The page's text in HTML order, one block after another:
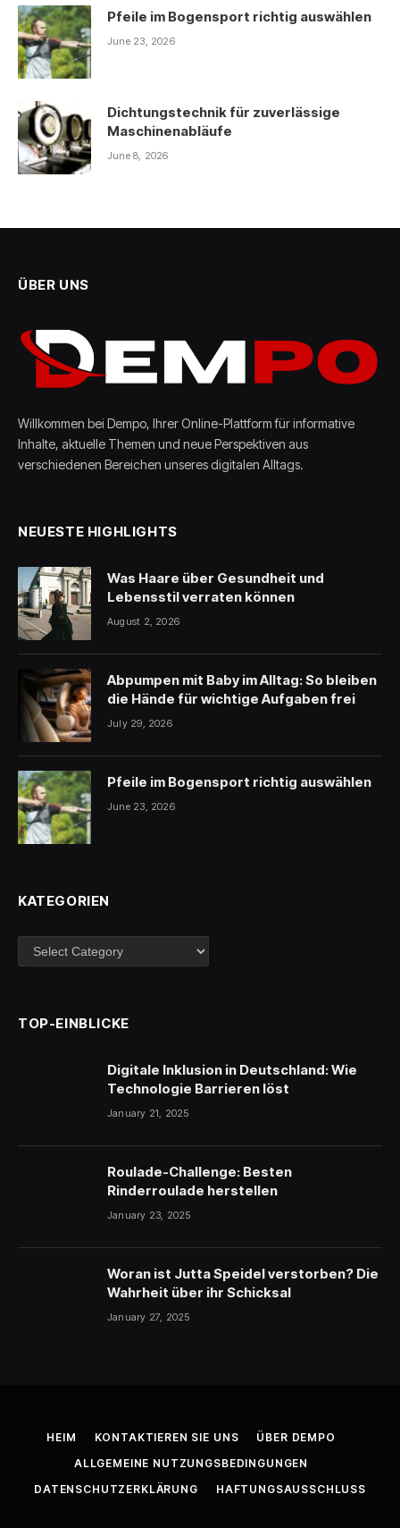
Pfeile im Bogensport richtig auswählen
June 23, 2026
Dichtungstechnik für zuverlässige
Maschinenabläufe
June 8, 2026
ÜBER UNS
Willkommen bei Dempo, Ihrer Online-Plattform für informative
Inhalte, aktuelle Themen und neue Perspektiven aus
verschiedenen Bereichen unseres digitalen Alltags.
NEUESTE HIGHLIGHTS
Was Haare über Gesundheit und
Lebensstil verraten können
August 2, 2026
Abpumpen mit Baby im Alltag: So bleiben
die Hände für wichtige Aufgaben frei
July 29, 2026
Pfeile im Bogensport richtig auswählen
June 23, 2026
KATEGORIEN
Kategorien
TOP-EINBLICKE
Digitale Inklusion in Deutschland: Wie
Technologie Barrieren löst
January 21, 2025
Roulade-Challenge: Besten
Rinderroulade herstellen
January 23, 2025
Woran ist Jutta Speidel verstorben? Die
Wahrheit über ihr Schicksal
January 27, 2025
HEIM KONTAKTIEREN SIE UNS
ÜBER DEMPO
ALLGEMEINE NUTZUNGSBEDINGUNGEN
DATENSCHUTZERKLÄRUNG
HAFTUNGSAUSSCHLUSS